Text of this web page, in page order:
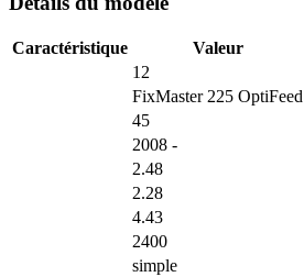
Caractéristique
Valeur
12
FixMaster 225 OptiFeed
45
2008 -
2.48
2.28
4.43
2400
simple